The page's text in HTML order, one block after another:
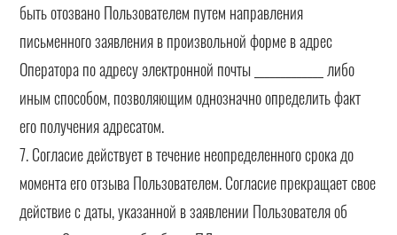
быть отозвано Пользователем путем направления
письменного заявления в произвольной форме в адрес
Оператора по адресу электронной почты _____________ либо
иным способом, позволяющим однозначно определить факт
его получения адресатом.
7. Согласие действует в течение неопределенного срока до
момента его отзыва Пользователем. Согласие прекращает свое
действие с даты, указанной в заявлении Пользователя об